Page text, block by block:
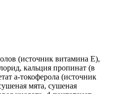
(источник витамина Е),
кальция пропинат (в
a-токоферола (источник
мята, сушеная